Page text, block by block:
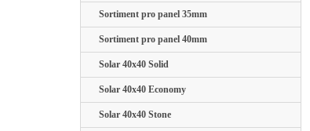
Sortiment pro panel 35mm
Sortiment pro panel 40mm
Solar 40x40 Solid
Solar 40x40 Economy
Solar 40x40 Stone